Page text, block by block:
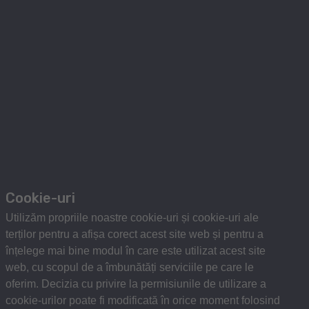
Cookie-uri
Utilizăm propriile noastre cookie-uri și cookie-uri ale
terților pentru a afișa corect acest site web și pentru a
înțelege mai bine modul în care este utilizat acest site
web, cu scopul de a îmbunătăți serviciile pe care le
oferim. Decizia cu privire la permisiunile de utilizare a
cookie-urilor poate fi modificată în orice moment folosind